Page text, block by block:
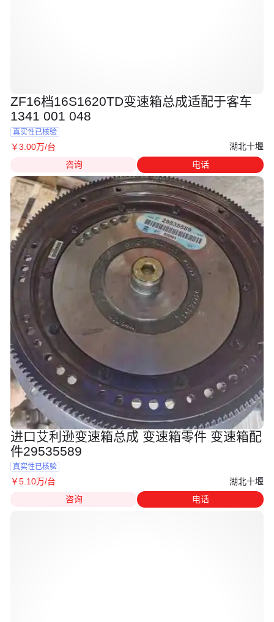
ZF16档16S1620TD变速箱总成适配于客车
1341 001 048
真实性已核验
￥3 .00万/台
湖北十堰
咨询
电话
进口艾利逊变速箱总成 变速箱零件 变速箱配
件29535589
真实性已核验
￥5 .10万/台
湖北十堰
咨询
电话